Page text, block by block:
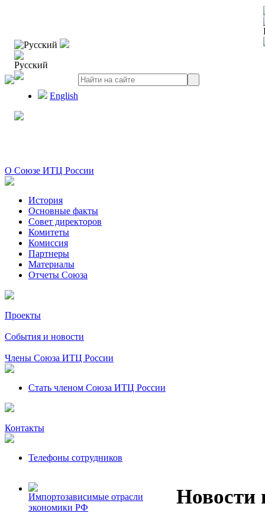
Русский
Русский
English
О Союзе ИТЦ России
История
Основные факты
Совет директоров
Комитеты
Комиссия
Партнеры
Материалы
Отчеты Союза
Проекты
События и новости
Члены Союза ИТЦ России
Стать членом Союза ИТЦ России
Контакты
Телефоны сотрудников
Импортозависимые отрасли
экономики РФ
Новости